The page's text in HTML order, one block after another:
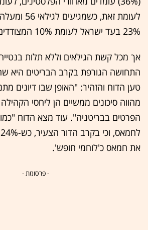
לעומת זאת,
23% בעד ישראל לעומת 10% המצודדים בפלסטינים.
אך מכל קשת הגילאים וללא תלות
התחושה הגורפת בקרב הבריטים היא
טען הדוח והזהיר: "האופן שבו דיונים
מהווה סיכונים ממשיים הן ליחסי הקהילה
הפרטים בבריטניה". עוד מצא הדוח
את חמאס כ'לוחמי חופש'.
- פרסומת -